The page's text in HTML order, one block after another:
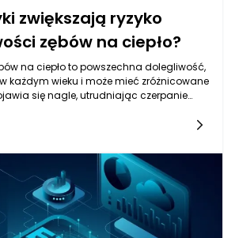
zwiększają ryzyko
zębów na ciepło?
na ciepło to powszechna dolegliwość,
każdym wieku i może mieć zróżnicowane
się nagle, utrudniając czerpanie
Wpływ na zdrowie zębów mają nie
w higienie jamy ustnej, ale także styl
oraz reakcje na stres. Warto bliżej przyjrzeć
przyczyniają się do tego problemu,
mechanizmy powstawania
jej zapobiegać.